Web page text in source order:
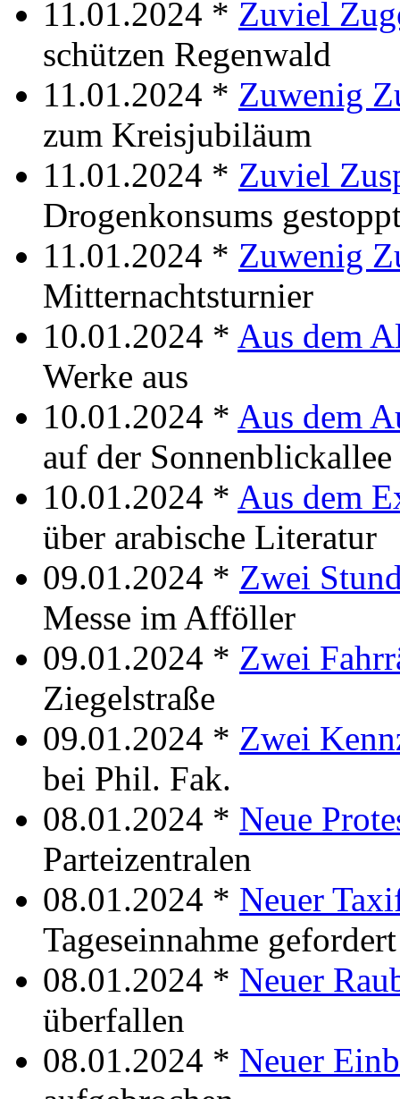
11.01.2024 * Zuviel
schützen Regenwald
11.01.2024 * Zuwenig
zum Kreisjubiläum
11.01.2024 * Zuviel
Drogenkonsums
11.01.2024 * Zuwenig
Mitternachtsturnier
10.01.2024 * Aus dem
Werke aus
10.01.2024 * Aus dem
auf der Sonnenblickallee
10.01.2024 * Aus dem
über arabische Literatur
09.01.2024 * Zwei
Messe im Afföller
09.01.2024 * Zwei
Ziegelstraße
09.01.2024 * Zwei
bei Phil. Fak.
08.01.2024 * Neue
Parteizentralen
08.01.2024 * Neuer
Tageseinnahme gefordert
08.01.2024 * Neuer
überfallen
08.01.2024 * Neuer